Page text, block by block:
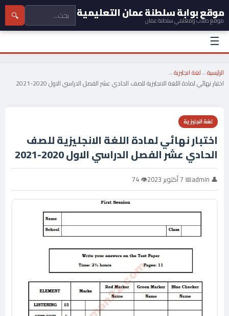
موقع بوابة سلطنة عمان التعليمية
موقع طلاب ومعلمي سلطنة عمان 🔍
☰
الرئيسية←لغة انجليزية←
اختبار نهائي لمادة اللغة الانجليزية للصف الحادي عشر الفصل الدراسي الاول 2020-2021
لغة انجليزية
اختبار نهائي لمادة اللغة الانجليزية للصف
الحادي عشر الفصل الدراسي الاول 2020-2021
👤 admin 📅 7 أكتوبر 2023 👁 74